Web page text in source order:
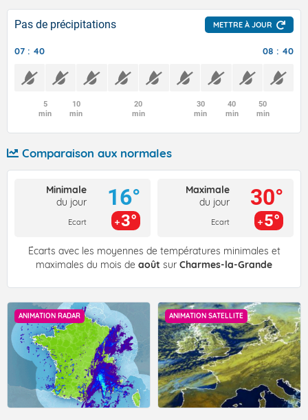
Pas de précipitations METTRE À JOUR
07 : 40 08 : 40
5
min
10
min
20
min
30
min
40
min
50
min
Comparaison aux normales
Minimale
du jour
Ecart
16°
3°
Maximale
du jour
Ecart
30°
5°
Écarts avec les moyennes de températures minimales et
maximales du mois de août sur Charmes-la-Grande
ANIMATION RADAR ANIMATION SATELLITE